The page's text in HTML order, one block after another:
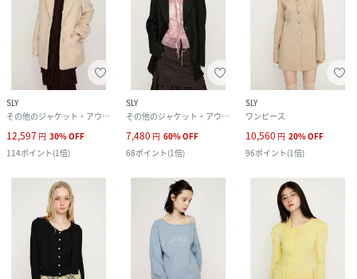
SLY
その他のジャケット・アウター
12,597 円 30%OFF
114ポイント(1倍)
SLY
その他のジャケット・アウター
7,480 円 60%OFF
68ポイント(1倍)
SLY
ワンピース
10,560 円 20%OFF
96ポイント(1倍)